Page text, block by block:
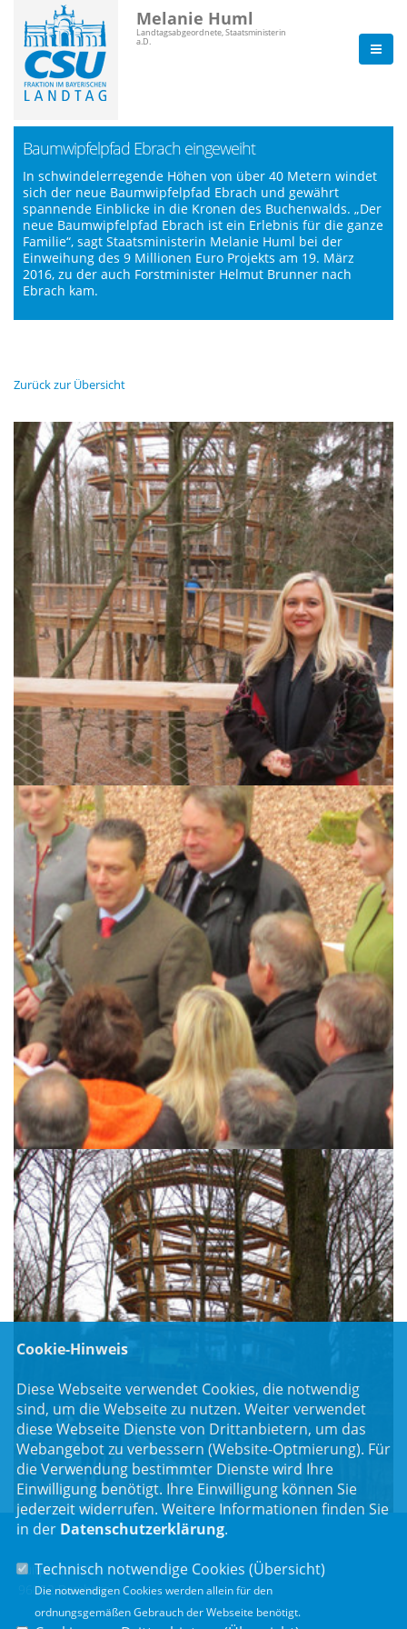
Melanie Huml
Landtagsabgeordnete, Staatsministerin
a.D.
Baumwipfelpfad Ebrach eingeweiht
In schwindelerregende Höhen von über 40 Metern windet
sich der neue Baumwipfelpfad Ebrach und gewährt
spannende Einblicke in die Kronen des Buchenwalds. „Der
neue Baumwipfelpfad Ebrach ist ein Erlebnis für die ganze
Familie“, sagt Staatsministerin Melanie Huml bei der
Einweihung des 9 Millionen Euro Projekts am 19. März
2016, zu der auch Forstminister Helmut Brunner nach
Ebrach kam.
Zurück zur Übersicht
Luitpoldstr. 55
96052 Bamberg
Cookie-Hinweis
Diese Webseite verwendet Cookies, die notwendig
sind, um die Webseite zu nutzen. Weiter verwendet
diese Webseite Dienste von Drittanbietern, um das
Webangebot zu verbessern (Website-Optmierung). Für
die Verwendung bestimmter Dienste wird Ihre
Einwilligung benötigt. Ihre Einwilligung können Sie
jederzeit widerrufen. Weitere Informationen finden Sie
in der Datenschutzerklärung.
Technisch notwendige Cookies (Übersicht)
Die notwendigen Cookies werden allein für den
ordnungsgemäßen Gebrauch der Webseite benötigt.